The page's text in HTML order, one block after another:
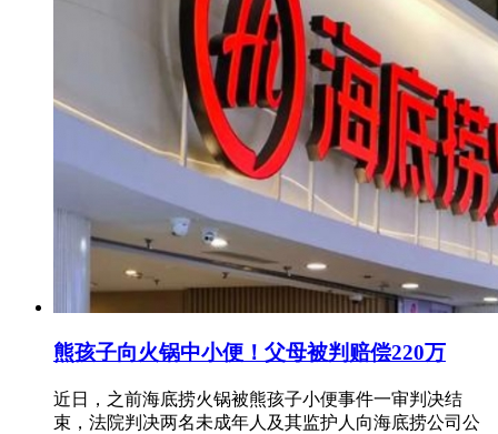
熊孩子向火锅中小便！父母被判赔偿220万
近日，之前海底捞火锅被熊孩子小便事件一审判决结
束，法院判决两名未成年人及其监护人向海底捞公司公